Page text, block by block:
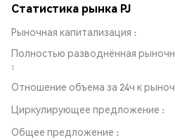
Статистика рынка PJ
Рыночная капитализация
Полностью разводнённая
Отношение объема за 24ч к
Циркулирующее предложение
Общее предложение